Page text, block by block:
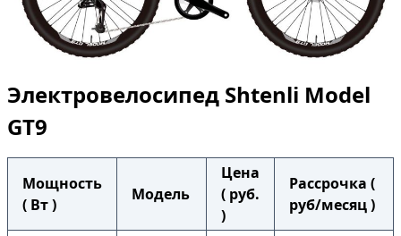
Электровелосипед Shtenli Model
GT9
Мощность
( Вт )
Модель
Цена
( руб.
)
Рассрочка (
руб/месяц )